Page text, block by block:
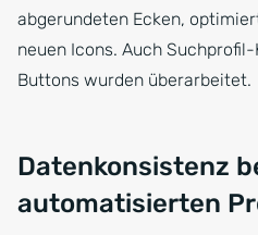
abgerundeten Ecken,
neuen Icons. Auch
Buttons wurden überarbeitet.
Datenkonsistenz
automatisierten